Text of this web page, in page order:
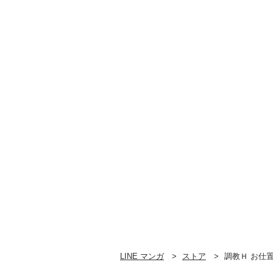
LINE マンガ ストア 調教Ｈ お仕